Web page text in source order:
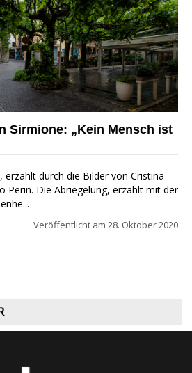
Sirmione: „Kein Mensch ist
durch die Bilder von Cristina
Perin. Die Abriegelung, erzählt mit der
Veröffentlicht am 28. Oktober 2020